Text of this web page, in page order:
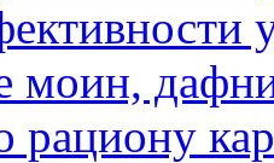
моин,
рациону